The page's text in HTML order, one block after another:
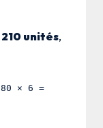
210 unités,
80 × 6 =